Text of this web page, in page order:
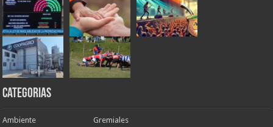
Categorias
Ambiente Gremiales